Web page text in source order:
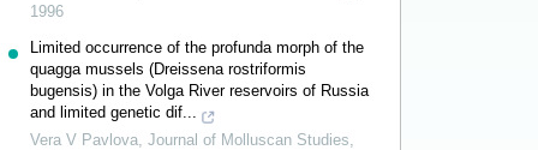
1996
Limited occurrence of the profunda morph of the
quagga mussels (Dreissena rostriformis
bugensis) in the Volga River reservoirs of Russia
and limited genetic dif...
Vera V Pavlova, Journal of Molluscan Studies,